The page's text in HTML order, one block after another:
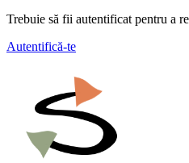
Trebuie să fii autentificat pentru a
Autentifică-te